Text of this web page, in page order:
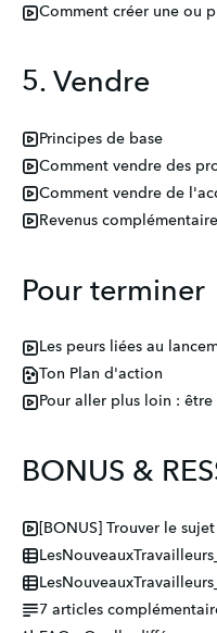
Comment créer une ou
5. Vendre
Principes de base
Comment vendre des
Comment vendre de
Revenus
Pour terminer
Les peurs liées au
Ton Plan d'action
Pour aller plus loin :
BONUS &
[BONUS] Trouver le
7 articles